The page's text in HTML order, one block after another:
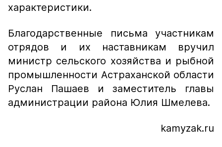
характеристики.
Благодарственные письма участникам
отрядов и их наставникам вручил
министр сельского хозяйства и рыбной
промышленности Астраханской области
Руслан Пашаев и заместитель главы
администрации района Юлия Шмелева.
kamyzak.ru